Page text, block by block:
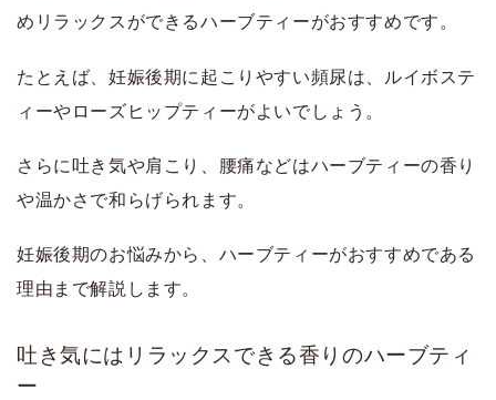
めリラックスができるハーブティーがおすすめです。
たとえば、妊娠後期に起こりやすい頻尿は、ルイボステ
ィーやローズヒップティーがよいでしょう。
さらに吐き気や肩こり、腰痛などはハーブティーの香り
や温かさで和らげられます。
妊娠後期のお悩みから、ハーブティーがおすすめである
理由まで解説します。
吐き気にはリラックスできる香りのハーブティ
ー